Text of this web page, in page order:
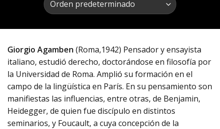
Giorgio Agamben (Roma,1942) Pensador y ensayista
italiano, estudió derecho, doctorándose en filosofía por
la Universidad de Roma. Amplió su formación en el
campo de la lingüística en París. En su pensamiento son
manifiestas las influencias, entre otras, de Benjamin,
Heidegger, de quien fue discípulo en distintos
seminarios, y Foucault, a cuya concepción de la